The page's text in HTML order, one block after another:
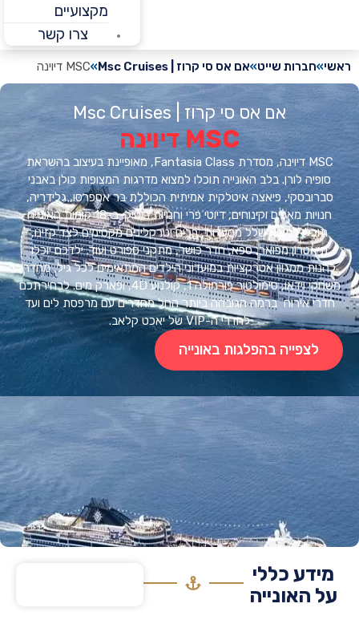
מקצועיים
צרו קשר
חברות שייט אם אס סי קרוז | Msc Cruises MSC דיוינה
אם אס סי קרוז | Msc Cruises
MSC דיוינה
MSC דיוינה, מסדרת Fantasia Class, מאופיינת בעיצוב בהשראת
לורן. בלב האונייה תוכלו למצוא מדרגות המצופות כולן באבני
פיאצה איטלקית אמיתית הכוללת בר אספרסו, גלידריה,
חנויות מאפים וקינוחים, דיוטי פרי וחנויות בוטיק. ב-18 קומות האונייה
למצוא שלל מסעדות, ברים וטרקלינים מקסימים לצד קזינו,
מפואר, ספא, חדר כושר, מתקני ספורט ועוד. ילדכם יוכלו
ממגוון אטרקציות במועדוני הילדים המתאימים לכל גיל, מחדר
משחקי וידאו, סימולטור פורמולה 1, קולנוע 4D, ופארק מים. לבחירתכם
אירוח ברמה הגובהה ביותר החל מחדרים עם מרפסת לים ועד
לחדרי ה-VIP של יאכט קלאב.
לצפייה בהפלגות באונייה
כללי
האונייה